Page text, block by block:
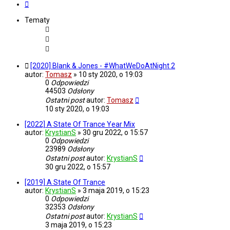
Tematy
[2020] Blank & Jones - #WhatWeDoAtNight 2
autor: Tomasz » 10 sty 2020, o 19:03
0 Odpowiedzi
44503 Odsłony
Ostatni postautor: Tomasz
10 sty 2020, o 19:03
[2022] A State Of Trance Year Mix
autor: KrystianS » 30 gru 2022, o 15:57
0 Odpowiedzi
23989 Odsłony
Ostatni postautor: KrystianS
30 gru 2022, o 15:57
[2019] A State Of Trance
autor: KrystianS » 3 maja 2019, o 15:23
0 Odpowiedzi
32353 Odsłony
Ostatni postautor: KrystianS
3 maja 2019, o 15:23